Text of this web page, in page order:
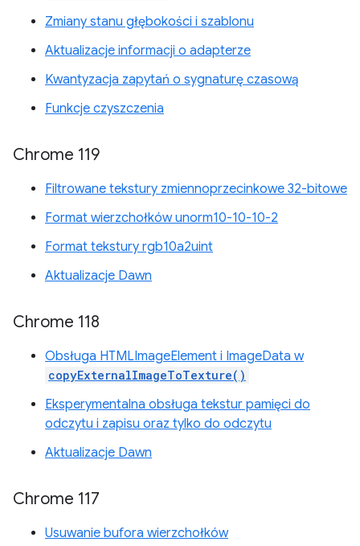
Zmiany stanu głębokości i szablonu
Aktualizacje informacji o adapterze
Kwantyzacja zapytań o sygnaturę czasową
Funkcje czyszczenia
Chrome 119
Filtrowane tekstury zmiennoprzecinkowe 32-bitowe
Format wierzchołków unorm10-10-10-2
Format tekstury rgb10a2uint
Aktualizacje Dawn
Chrome 118
Obsługa HTMLImageElement i ImageData w
copyExternalImageToTexture()
Eksperymentalna obsługa tekstur pamięci do
odczytu i zapisu oraz tylko do odczytu
Aktualizacje Dawn
Chrome 117
Usuwanie bufora wierzchołków